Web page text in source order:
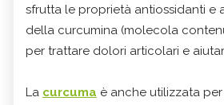
sfrutta le proprietà antiossidanti e
della curcumina (molecola
per trattare dolori articolari e
La curcuma è anche utilizzata